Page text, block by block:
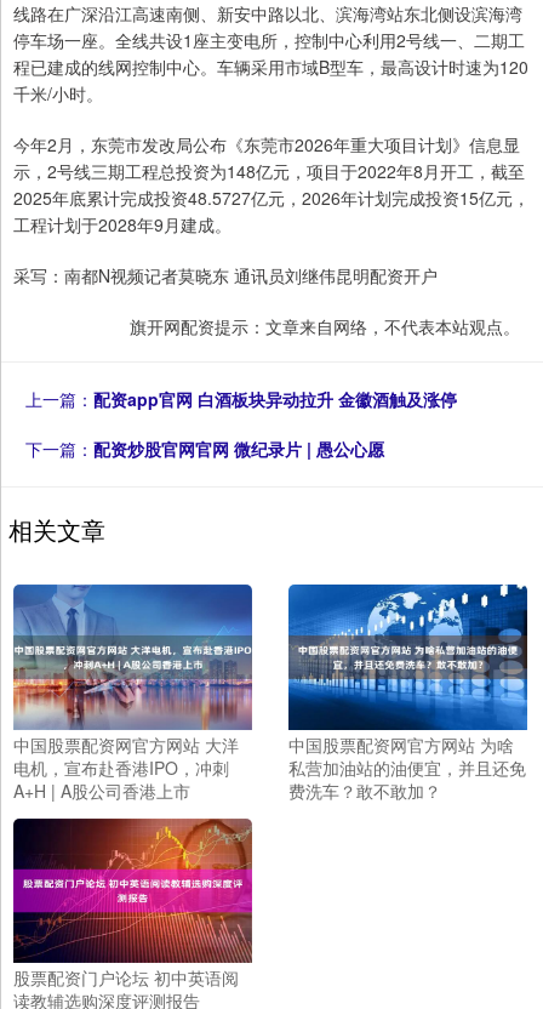
线路在广深沿江高速南侧、新安中路以北、滨海湾站东北侧设滨海湾
停车场一座。全线共设1座主变电所，控制中心利用2号线一、二期工
程已建成的线网控制中心。车辆采用市域B型车，最高设计时速为120
千米/小时。
今年2月，东莞市发改局公布《东莞市2026年重大项目计划》信息显
示，2号线三期工程总投资为148亿元，项目于2022年8月开工，截至
2025年底累计完成投资48.5727亿元，2026年计划完成投资15亿元，
工程计划于2028年9月建成。
采写：南都N视频记者莫晓东 通讯员刘继伟昆明配资开户
旗开网配资提示：文章来自网络，不代表本站观点。
上一篇： 配资app官网 白酒板块异动拉升 金徽酒触及涨停
下一篇： 配资炒股官网官网 微纪录片 | 愚公心愿
相关文章
中国股票配资网官方网站 大洋
电机，宣布赴香港IPO，冲刺
A+H | A股公司香港上市
中国股票配资网官方网站 为啥
私营加油站的油便宜，并且还免
费洗车？敢不敢加？
股票配资门户论坛 初中英语阅
读教辅选购深度评测报告